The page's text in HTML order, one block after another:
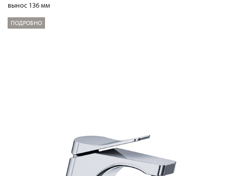
вынос 136 мм
ПОДРОБНО